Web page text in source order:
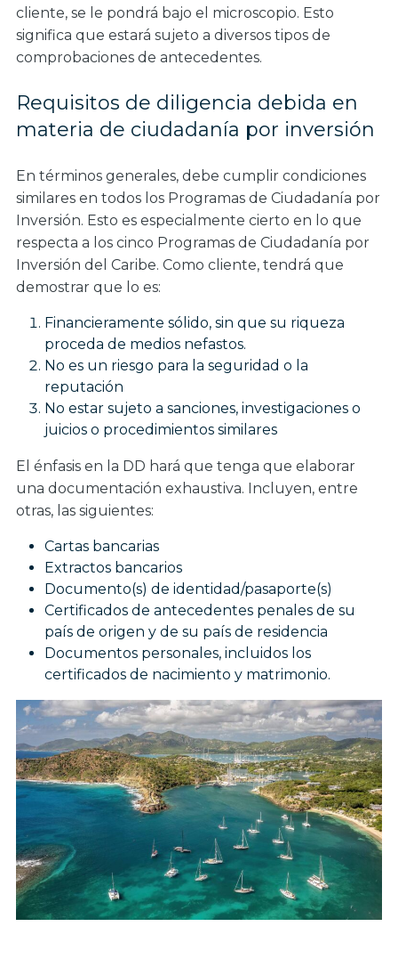
cliente, se le pondrá bajo el microscopio. Esto
significa que estará sujeto a diversos tipos de
comprobaciones de antecedentes.
Requisitos de diligencia debida en
materia de ciudadanía por inversión
En términos generales, debe cumplir condiciones
similares en todos los Programas de Ciudadanía por
Inversión. Esto es especialmente cierto en lo que
respecta a los cinco Programas de Ciudadanía por
Inversión del Caribe. Como cliente, tendrá que
demostrar que lo es:
Financieramente sólido, sin que su riqueza
proceda de medios nefastos.
No es un riesgo para la seguridad o la
reputación
No estar sujeto a sanciones, investigaciones o
juicios o procedimientos similares
El énfasis en la DD hará que tenga que elaborar
una documentación exhaustiva. Incluyen, entre
otras, las siguientes:
Cartas bancarias
Extractos bancarios
Documento(s) de identidad/pasaporte(s)
Certificados de antecedentes penales de su
país de origen y de su país de residencia
Documentos personales, incluidos los
certificados de nacimiento y matrimonio.